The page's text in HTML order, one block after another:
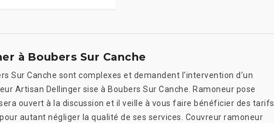
à Boubers Sur Canche
Sur Canche sont complexes et demandent l’intervention d’un
Artisan Dellinger sise à Boubers Sur Canche. Ramoneur pose
ouvert à la discussion et il veille à vous faire bénéficier des tarifs
autant négliger la qualité de ses services. Couvreur ramoneur